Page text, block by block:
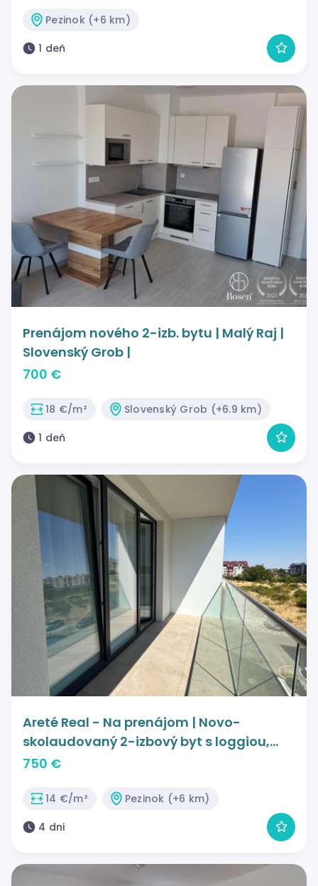
Pezinok (+6 km)
1 deň
Prenájom nového 2-izb. bytu | Malý Raj |
Slovenský Grob |
700 €
18 €/m²
Slovenský Grob (+6.9 km)
1 deň
Areté Real - Na prenájom | Novo-
skolaudovaný 2-izbový byt s loggiou,
parkovacím miestom a pivničnou
750 €
14 €/m²
Pezinok (+6 km)
4 dni